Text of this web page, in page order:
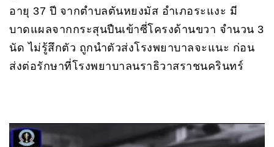
อายุ 37 ปี จากตำบลตันหยงมัส อำเภอระแงะ มี
บาดแผลจากกระสุนปืนเข้าซี่โครงด้านขวา จำนวน 3
นัด ไม่รู้สึกตัว ถูกนำตัวส่งโรงพยาบาลจะแนะ ก่อน
ส่งต่อรักษาที่โรงพยาบาลนราธิวาสราชนครินทร์